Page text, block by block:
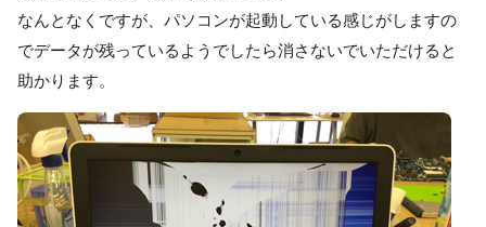
なんとなくですが、パソコンが起動している感じがしますの
でデータが残っているようでしたら消さないでいただけると
助かります。